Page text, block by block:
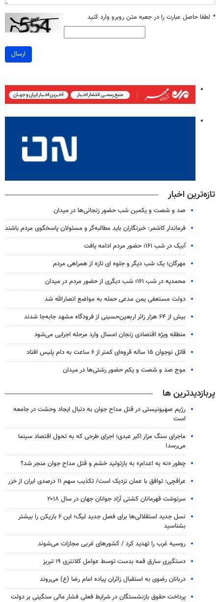
* لطفا حاصل عبارت را در جعبه متن روبرو وارد کنید
ارسال
تازه‌ترین اخبار
صد و شصت و یکمین شب حضور زنجانی‌ها در میدان
فرماندار کاشمر: خبرنگاران باید مطالبه‌گر و مسئولان پاسخگوی مردم باشند
آبیک در شب ۱۶۱؛ حضور مردم ادامه یافت
مهرگان؛ یک شب دیگر و جلوه ای تازه از همراهی مردم
محمدیه در شب ۱۶۱؛ شب دیگری از حضور مردم در میدان
دولت مستعفی یمن مدعی حمله به مواضع انصارالله شد
بیش از ۶۴ هزار زائر اربعین‌حسینی از فرودگاه مشهد جابه‌جا شدند
منطقه ویژه اقتصادی زنجان امسال وارد مرحله اجرایی می‌شود
قاتل نوجوان ۱۵ ساله قروه‌ای کمتر از ۶ ساعت به دام پلیس افتاد
موج صد و شصت و یکم حضور رشتی‌ها در میدان
پربازدیدترین ها
رژیم صهیونیستی در قتل مداح جوان به دنبال ایجاد وحشت در جامعه
است
ماجرای سنگ مزار اکبر عبدی؛ اجرای طرحی که به تحول اقتصاد سینما
می‌رسد!
چطور «نه به اعدام» به بازتولید خشم و قتل مداح جوان منجر شد؟
عراقچی: توافق با عمان نزدیک است/ تکذیب سهم ۱۱ درصدی ایران از خزر
سرنوشت قهرمانان کشتی آزاد جوانان جهان در سال ۲۰۱۸
نسل جدید استقلالی‌ها برای فصل جدید لیگ؛ این ۶ بازیکن را بیشتر
بشناسید
روسیه غرب را تهدید کرد / کشورهای غربی مجازات می‌شوند
دستگیری سارق قمه بدست توسط عوامل کلانتری ۱۹ تبریز
دربانان رضوی به استقبال زائران پیاده امام رضا (ع) می‌روند
پرداخت حقوق بازنشستگان در شرایط فعلی فشار مالی سنگینی بر دولت